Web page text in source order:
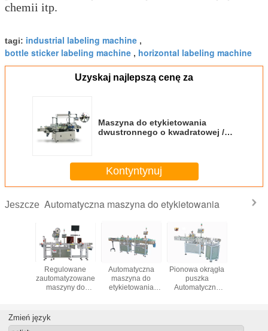
chemii itp.
tagi: industrial labeling machine ,
bottle sticker labeling machine , horizontal labeling machine
Uzyskaj najlepszą cenę za
Maszyna do etykietowania
dwustronnego o kwadratowej /
Kontyntynuj
Jeszcze Automatyczna maszyna do etykietowania
/ dna
Regulowane
zautomatyzowane
maszyny do
odzieży / karty
Drukarka etykiet
Automatyczna
maszyna do
etykietowania
artykułów
Pionowa okrągła
puszka
Automatyczna
wydajność 50 -
Zmień język